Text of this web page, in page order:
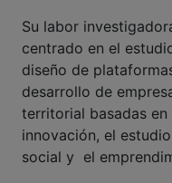
Su labor
centrado en el
diseño de
desarrollo de
territorial basadas
innovación, el
social y el